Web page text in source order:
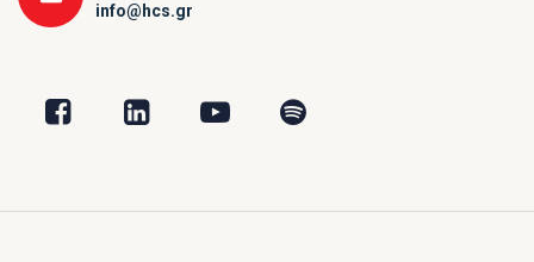
info@hcs.gr